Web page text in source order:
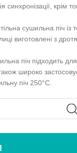
синхронізації, крім
сушильна піч
виготовлені з
піч підходить
широко
піч 250°C.